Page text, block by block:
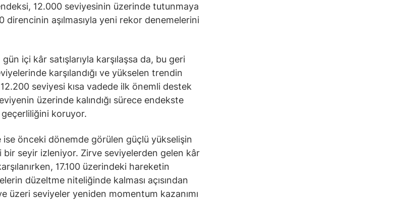
12.000 seviyesinin üzerinde tutunmaya
direncinin aşılmasıyla yeni rekor denemelerini
içi kâr satışlarıyla karşılaşsa da, bu geri
karşılandığı ve yükselen trendin
seviyesi kısa vadede ilk önemli destek
üzerinde kalındığı sürece endekste
koruyor.
ise önceki dönemde görülen güçlü yükselişin
bir seyir izleniyor. Zirve seviyelerden gelen kâr
17.100 üzerindeki hareketin
düzeltme niteliğinde kalması açısından
üzeri seviyeler yeniden momentum kazanımı